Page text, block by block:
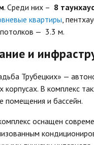
. Среди них – 8
квартиры,
— 3.3 м.
и
Трубецких» —
корпусах. В комплекс
помещения и бассейн.
оснащен